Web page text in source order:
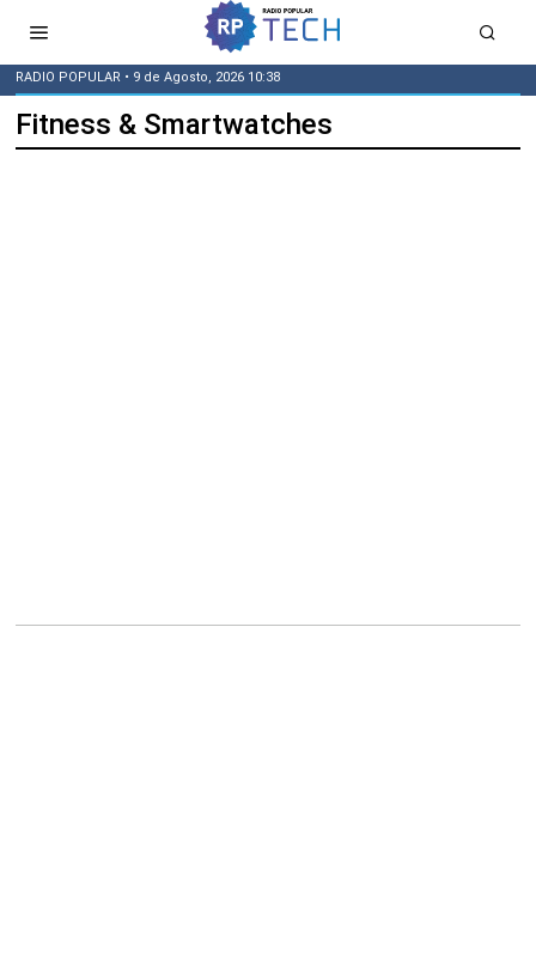
RADIO POPULAR • 9 de Agosto, 2026 10:38
Fitness & Smartwatches